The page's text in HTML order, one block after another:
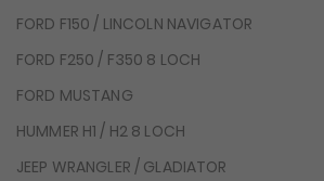
FORD F150 / LINCOLN NAVIGATOR
FORD F250 / F350 8 LOCH
FORD MUSTANG
HUMMER H1 / H2 8 LOCH
JEEP WRANGLER / GLADIATOR